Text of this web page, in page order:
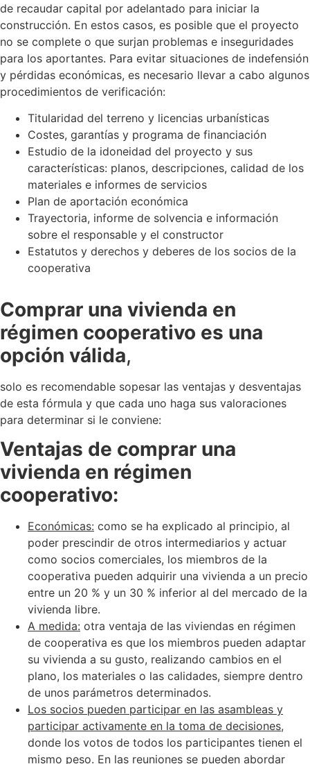
de recaudar capital por adelantado para iniciar la
construcción. En estos casos, es posible que el proyecto
no se complete o que surjan problemas e inseguridades
para los aportantes. Para evitar situaciones de indefensión
y pérdidas económicas, es necesario llevar a cabo algunos
procedimientos de verificación:
Titularidad del terreno y licencias urbanísticas
Costes, garantías y programa de financiación
Estudio de la idoneidad del proyecto y sus
características: planos, descripciones, calidad de los
materiales e informes de servicios
Plan de aportación económica
Trayectoria, informe de solvencia e información
sobre el responsable y el constructor
Estatutos y derechos y deberes de los socios de la
cooperativa
Comprar una vivienda en
régimen cooperativo es una
opción válida,
solo es recomendable sopesar las ventajas y desventajas
de esta fórmula y que cada uno haga sus valoraciones
para determinar si le conviene:
Ventajas de comprar una
vivienda en régimen
cooperativo:
Económicas: como se ha explicado al principio, al
poder prescindir de otros intermediarios y actuar
como socios comerciales, los miembros de la
cooperativa pueden adquirir una vivienda a un precio
entre un 20 % y un 30 % inferior al del mercado de la
vivienda libre.
A medida: otra ventaja de las viviendas en régimen
de cooperativa es que los miembros pueden adaptar
su vivienda a su gusto, realizando cambios en el
plano, los materiales o las calidades, siempre dentro
de unos parámetros determinados.
Los socios pueden participar en las asambleas y
participar activamente en la toma de decisiones,
donde los votos de todos los participantes tienen el
mismo peso. En las reuniones se pueden abordar